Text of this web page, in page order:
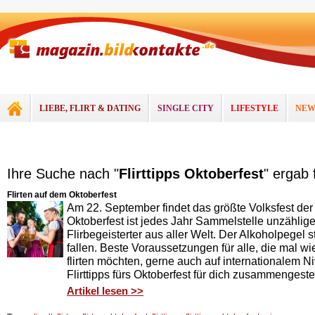
LIEBE, FLIRT & DATING SINGLE CITY LIFESTYLE
Ihre Suche nach "Flirttipps Oktoberfest" ergab
Flirten auf dem Oktoberfest
Am 22. September findet das größte Volksfest
Oktoberfest ist jedes Jahr Sammelstelle
Flirbegeisterter aus aller Welt. Der Alkoholpegel
fallen. Beste Voraussetzungen für alle, die mal
flirten möchten, gerne auch auf internationalem
Flirttipps fürs Oktoberfest für dich
Artikel lesen >>